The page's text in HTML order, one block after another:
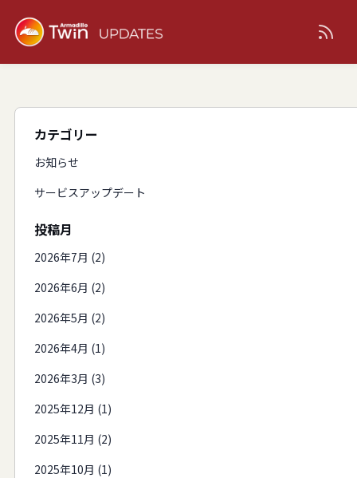
カテゴリー
お知らせ
サービスアップデート
投稿月
2026年7月 (2)
2026年6月 (2)
2026年5月 (2)
2026年4月 (1)
2026年3月 (3)
2025年12月 (1)
2025年11月 (2)
2025年10月 (1)